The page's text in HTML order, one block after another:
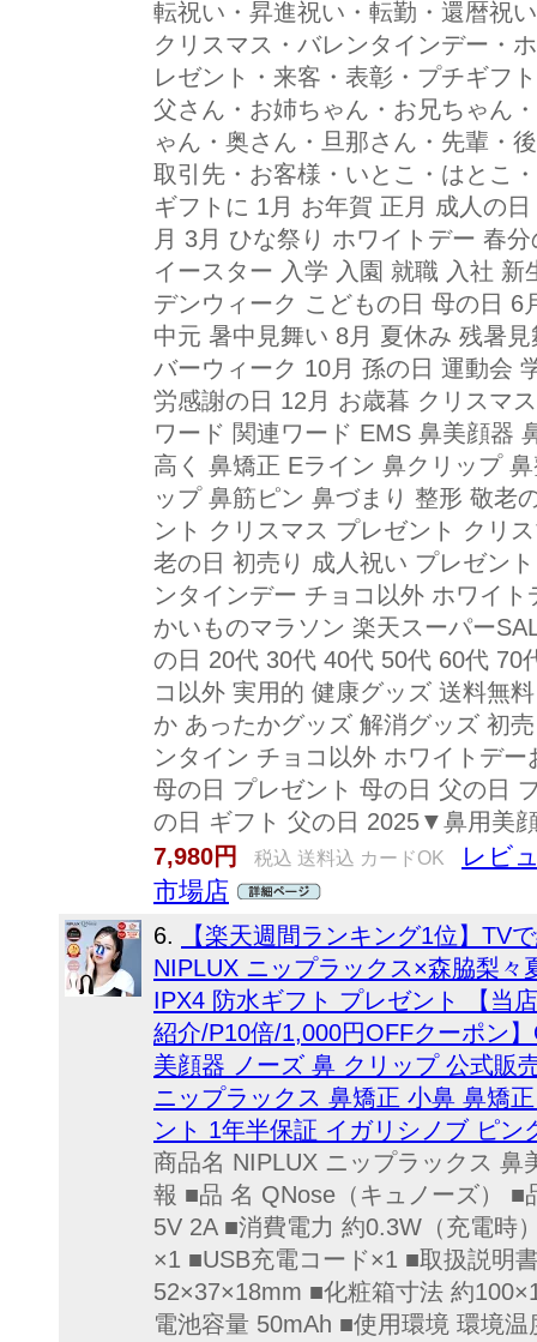
転祝い・昇進祝い・転勤・還暦祝
クリスマス・バレンタインデー・
レゼント・来客・表彰・プチギフ
父さん・お姉ちゃん・お兄ちゃん
ゃん・奥さん・旦那さん・先輩・
取引先・お客様・いとこ・はとこ
ギフトに 1月 お年賀 正月 成人の
月 3月 ひな祭り ホワイトデー 春
イースター 入学 入園 就職 入社
デンウィーク こどもの日 母の日
中元 暑中見舞い 8月 夏休み 残暑
バーウィーク 10月 孫の日 運動会
労感謝の日 12月 お歳暮 クリスマ
ワード 関連ワード EMS 鼻美顔器
高く 鼻矯正 Eライン 鼻クリップ
ップ 鼻筋ピン 鼻づまり 整形 敬老
ント クリスマス プレゼント クリ
老の日 初売り 成人祝い プレゼン
ンタインデー チョコ以外 ホワイ
かいものマラソン 楽天スーパー
の日 20代 30代 40代 50代 60代 70
コ以外 実用的 健康グッズ 送料無
か あったかグッズ 解消グッズ 初
ンタイン チョコ以外 ホワイトデ
母の日 プレゼント 母の日 父の日
の日 ギフト 父の日 2025▼鼻用美
7,980円
税込 送料込 カードOK
レビ
市場店
6.
【楽天週間ランキング1位】TV
NIPLUX ニップラックス×森脇梨
IPX4 防水ギフト プレゼント 【当
紹介/P10倍/1,000円OFFクーポン
美顔器 ノーズ 鼻 クリップ 公式販
ニップラックス 鼻矯正 小鼻 鼻矯
ント 1年半保証 イガリシノブ ピン
商品名 NIPLUX ニップラックス
報 ■品 名 QNose（キュノーズ） ■
5V 2A ■消費電力 約0.3W（充電時
×1 ■USB充電コード×1 ■取扱説明
52×37×18mm ■化粧箱寸法 約
電池容量 50mAh ■使用環境 環境